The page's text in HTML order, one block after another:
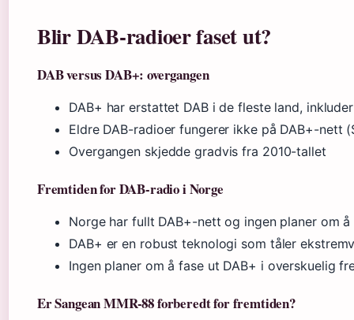
Blir DAB-radioer faset ut?
DAB versus DAB+: overgangen
DAB+ har erstattet DAB i de fleste land,
Eldre DAB-radioer fungerer ikke på DAB+-nett
Overgangen skjedde gradvis fra 2010-tallet
Fremtiden for DAB-radio i Norge
Norge har fullt DAB+-nett og ingen planer om
DAB+ er en robust teknologi som tåler
Ingen planer om å fase ut DAB+ i overskuelig
Er Sangean MMR-88 forberedt for fremtiden?